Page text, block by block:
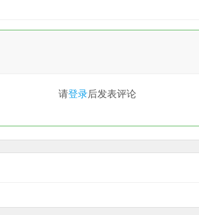
请登录后发表评论